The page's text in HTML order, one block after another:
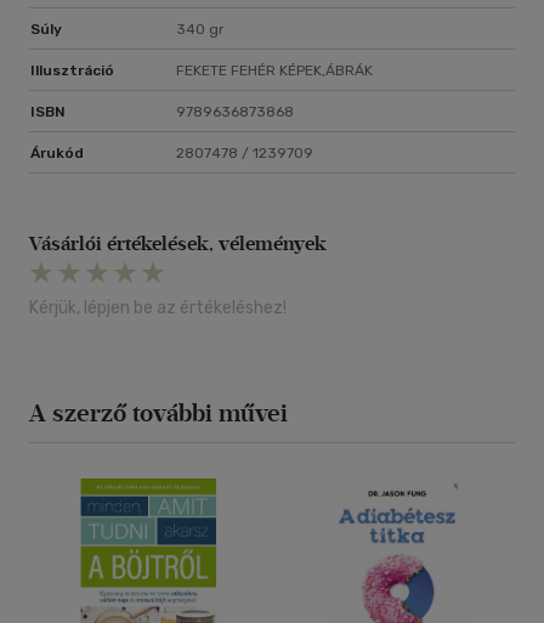
Súly 340 gr
Illusztráció FEKETE FEHÉR KÉPEK,ÁBRÁK
ISBN 9789636873868
Árukód 2807478 / 1239709
Vásárlói értékelések, vélemények
Kérjük, lépjen be az értékeléshez!
A szerző további művei